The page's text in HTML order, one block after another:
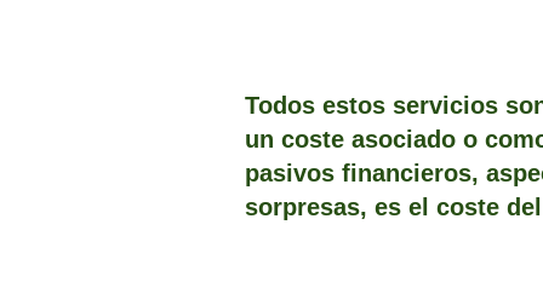
Todos estos servicios
un coste asociado o
pasivos financieros,
sorpresas, es el coste